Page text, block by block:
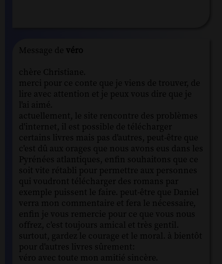
Message de véro
chère Christiane.
merci pour ce conte que je viens de trouver, de
lire avec attention et je peux vous dire que je
l'ai aimé.
actuellement, le site rencontre des problèmes
d'internet, il est possible de télécharger
certains livres mais pas d'autres, peut-être que
c'est dû aux orages que nous avons eus dans les
Pyrénées atlantiques, enfin souhaitons que ce
soit vite rétabli pour permettre aux personnes
qui voudront télécharger des romans par
exemple puissent le faire. peut-être que Daniel
verra mon commentaire et fera le nécessaire,
enfin je vous remercie pour ce que vous nous
offrez, c'est toujours amical et très gentil.
surtout, gardez le courage et le moral. à bientôt
pour d'autres livres sûrement:
véro avec toute mon amitié sincère.